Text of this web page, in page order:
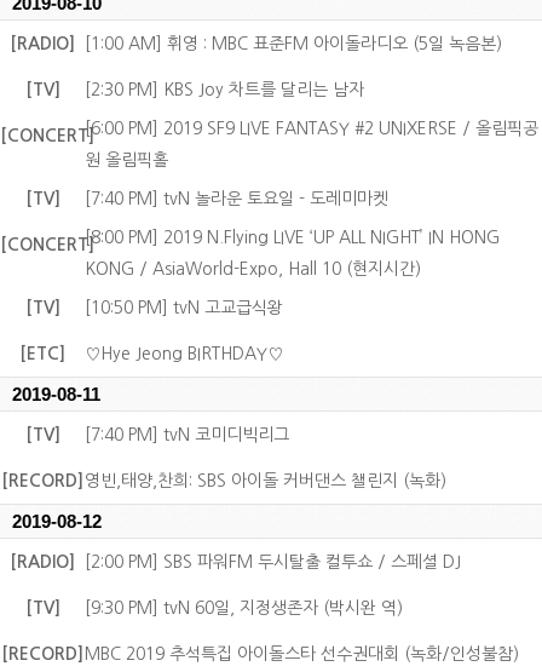
[RADIO] [1:00 AM] 휘영 : MBC 표준FM 아이돌라디오 (5일 녹음본)
[TV] [2:30 PM] KBS Joy 차트를 달리는 남자
[CONCERT][6:00 PM] 2019 SF9 LIVE FANTASY #2 UNIXERSE / 올림픽공
원 올림픽홀
[TV] [7:40 PM] tvN 놀라운 토요일 - 도레미마켓
[CONCERT][8:00 PM] 2019 N.Flying LIVE ‘UP ALL NIGHT’ IN HONG
KONG / AsiaWorld-Expo, Hall 10 (현지시간)
[TV] [10:50 PM] tvN 고교급식왕
[ETC] ♡Hye Jeong BIRTHDAY♡
2019-08-11
[TV] [7:40 PM] tvN 코미디빅리그
[RECORD] 영빈,태양,찬희: SBS 아이돌 커버댄스 챌린지 (녹화)
2019-08-12
[RADIO] [2:00 PM] SBS 파워FM 두시탈출 컬투쇼 / 스페셜 DJ
[TV] [9:30 PM] tvN 60일, 지정생존자 (박시완 역)
[RECORD] MBC 2019 추석특집 아이돌스타 선수권대회 (녹화/인성불참)